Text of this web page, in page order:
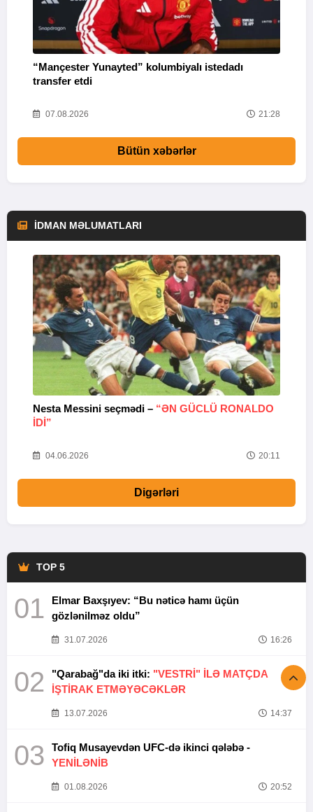
“Mançester Yunayted” kolumbiyalı istedadı
transfer etdi
07.08.2026 21:28
Bütün xəbərlər
İDMAN MƏLUMATLARI
Nesta Messini seçmədi – “ƏN GÜCLÜ RONALDO
IDI”
04.06.2026 20:11
Digərləri
TOP 5
01
Elmar Baxşıyev: “Bu nəticə hamı üçün
gözlənilməz oldu”
31.07.2026 16:26
02 "Qarabağ"da iki itki: "VESTRİ" İLƏ MATÇDA
İŞTİRAK ETMƏYƏCƏKLƏR
13.07.2026 14:37
03
Tofiq Musayevdən UFC-də ikinci qələbə -
YENİLƏNİB
01.08.2026 20:52